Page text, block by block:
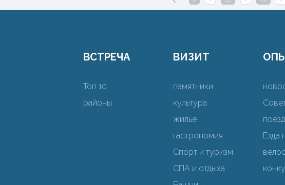
ВСТРЕЧА
Топ 10
районы
ВИЗИТ
памятники
культура
жилье
гастрономия
Спорт и туризм
СПА и отдыха
Езда